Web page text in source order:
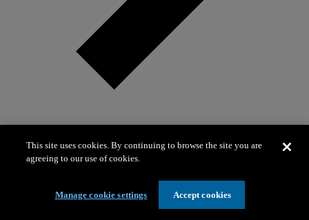
Visitas escolares para grados 3–5
This site uses cookies. By continuing to browse the site you are
agreeing to our use of cookies.
Manage cookie settings Accept cookies